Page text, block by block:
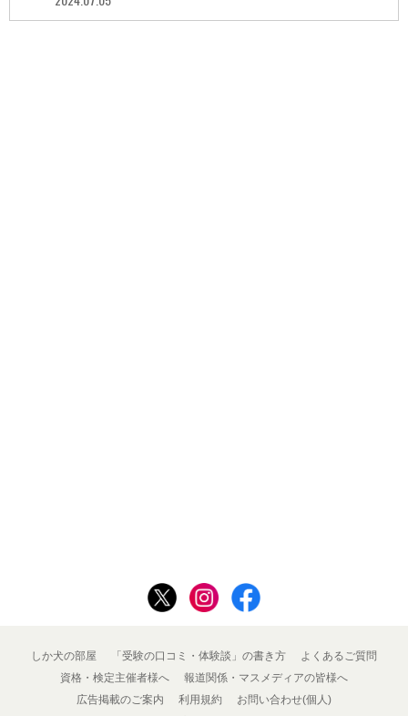
しか犬の部屋 「受験の口コミ・体験談」の書き方
よくあるご質問
資格・検定主催者様へ
報道関係・マスメディアの皆様へ
広告掲載のご案内
利用規約
お問い合わせ(個人)